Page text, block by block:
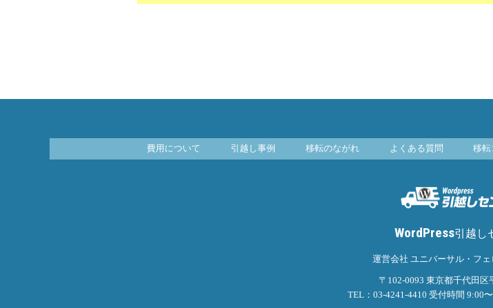
費用について 引越し事例 移転のながれ よくある質問 移転
WordPress引越し
運営会社 ユニバーサル・フ
〒102-0093 東京都千代田区
TEL：03-4241-4410 受付時間 9:00